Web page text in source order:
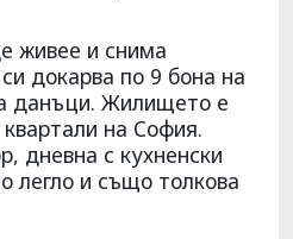
живее и снима
докарва по 9 бона на
данъци. Жилището е
на София.
дневна с кухненски
легло и също толкова